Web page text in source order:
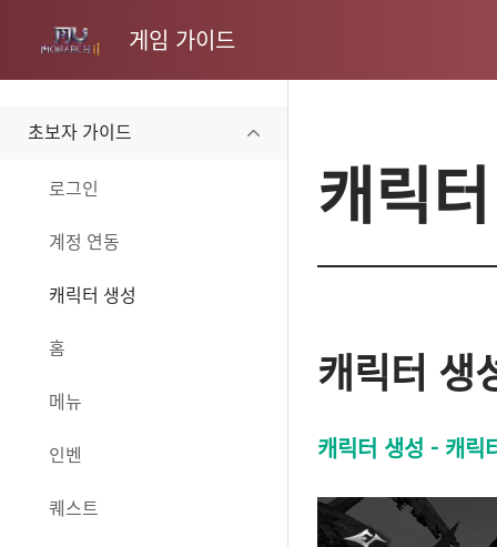
게임 가이드
초보자 가이드
로그인
계정 연동
캐릭터 생성
홈
메뉴
인벤
퀘스트
캐릭
캐릭터 생
캐릭터 생성 - 캐릭